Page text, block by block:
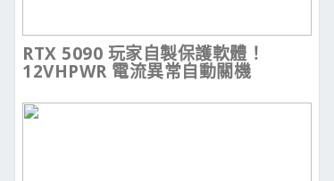
RTX 5090 玩家自製保護軟體！
12VHPWR 電流異常自動關機